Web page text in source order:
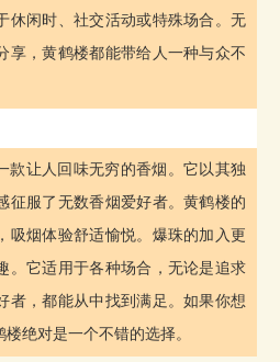
休闲时、社交活动或特殊场合。无
享，黄鹤楼都能带给人一种与众不
款让人回味无穷的香烟。它以其独
征服了无数香烟爱好者。黄鹤楼的
吸烟体验舒适愉悦。爆珠的加入更
。它适用于各种场合，无论是追求
者，都能从中找到满足。如果你想
绝对是一个不错的选择。